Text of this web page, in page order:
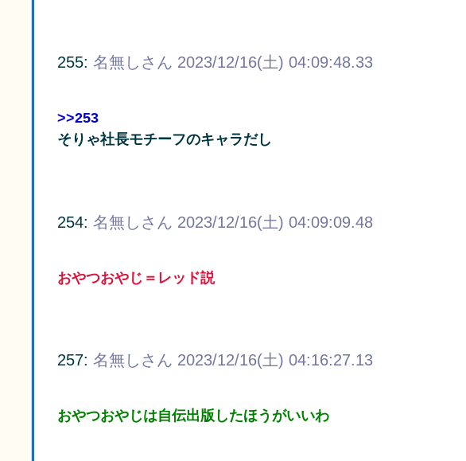
255: 名無しさん 2023/12/16(土) 04:09:48.33
>>253
そりゃ社長モチーフのキャラだし
254: 名無しさん 2023/12/16(土) 04:09:09.48
おやつおやじ＝レッド説
257: 名無しさん 2023/12/16(土) 04:16:27.13
おやつおやじは自伝出版したほうがいいわ